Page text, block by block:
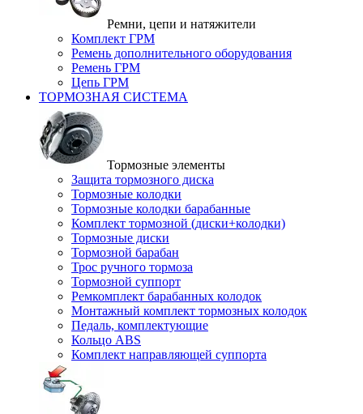
Ремни, цепи и натяжители
Комплект ГРМ
Ремень дополнительного оборудования
Ремень ГРМ
Цепь ГРМ
ТОРМОЗНАЯ СИСТЕМА
Тормозные элементы
Защита тормозного диска
Тормозные колодки
Тормозные колодки барабанные
Комплект тормозной (диски+колодки)
Тормозные диски
Тормозной барабан
Трос ручного тормоза
Тормозной суппорт
Ремкомплект барабанных колодок
Монтажный комплект тормозных колодок
Педаль, комплектующие
Кольцо ABS
Комплект направляющей суппорта